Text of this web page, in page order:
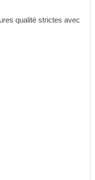
qualité strictes avec